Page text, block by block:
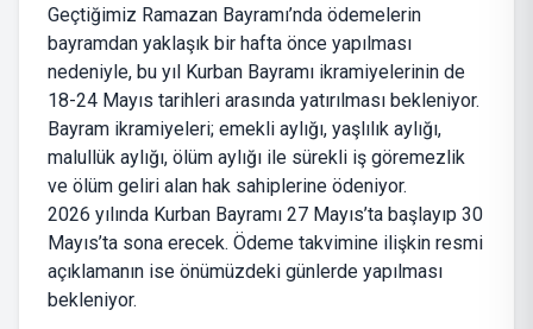
Geçtiğimiz Ramazan Bayramı’nda ödemelerin
bayramdan yaklaşık bir hafta önce yapılması
nedeniyle, bu yıl Kurban Bayramı ikramiyelerinin de
18-24 Mayıs tarihleri arasında yatırılması bekleniyor.
Bayram ikramiyeleri; emekli aylığı, yaşlılık aylığı,
malullük aylığı, ölüm aylığı ile sürekli iş göremezlik
ve ölüm geliri alan hak sahiplerine ödeniyor.
2026 yılında Kurban Bayramı 27 Mayıs’ta başlayıp 30
Mayıs’ta sona erecek. Ödeme takvimine ilişkin resmi
açıklamanın ise önümüzdeki günlerde yapılması
bekleniyor.